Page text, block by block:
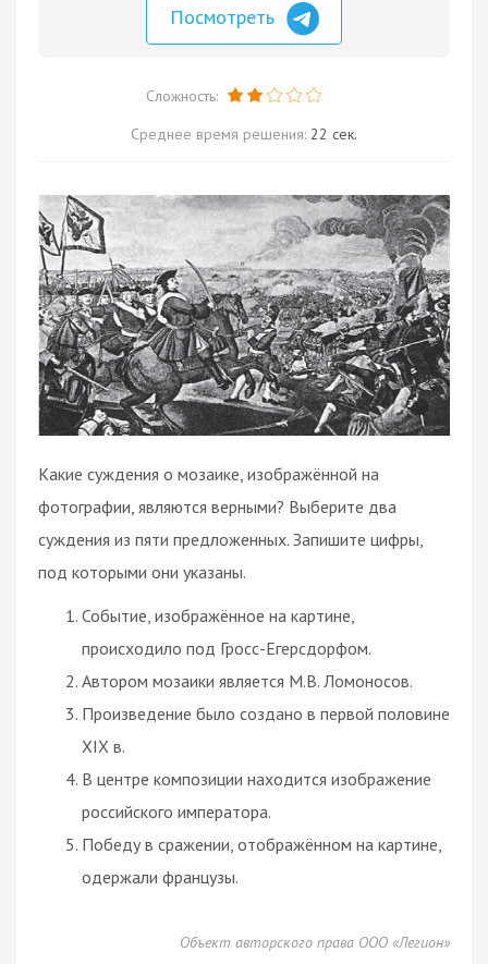
Посмотреть
Сложность:
Среднее время решения: 22 сек.
Какие суждения о мозаике, изображённой на
фотографии, являются верными? Выберите два
суждения из пяти предложенных. Запишите цифры,
под которыми они указаны.
Событие, изображённое на картине,
происходило под Гросс-Егерсдорфом.
Автором мозаики является М.В. Ломоносов.
Произведение было создано в первой половине
XIX в.
В центре композиции находится изображение
российского императора.
Победу в сражении, отображённом на картине,
одержали французы.
Объект авторского права ООО «Легион»